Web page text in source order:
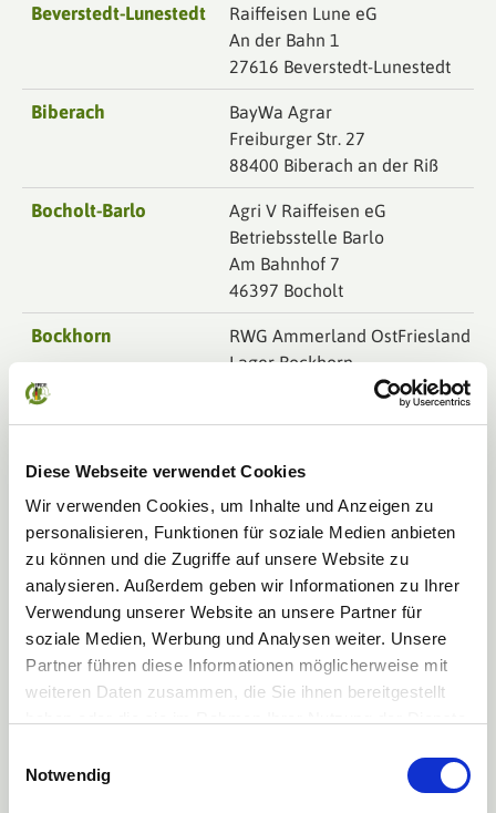
Diese Webseite verwendet Cookies
Wir verwenden Cookies, um Inhalte und Anzeigen zu
personalisieren, Funktionen für soziale Medien anbieten
zu können und die Zugriffe auf unsere Website zu
analysieren. Außerdem geben wir Informationen zu Ihrer
Verwendung unserer Website an unsere Partner für
soziale Medien, Werbung und Analysen weiter. Unsere
Partner führen diese Informationen möglicherweise mit
weiteren Daten zusammen, die Sie ihnen bereitgestellt
Mehr Informationen finden Sie in unserer
Notwendig
Beverstedt-Lunestedt
Raiffeisen Lune eG
An der Bahn 1
27616 Beverstedt-Lunestedt
Biberach
BayWa Agrar
Freiburger Str. 27
88400 Biberach an der Riß
Bocholt-Barlo
Agri V Raiffeisen eG
Betriebsstelle Barlo
Am Bahnhof 7
46397 Bocholt
Bockhorn
RWG Ammerland OstFriesland
Lager Bockhorn
Bodenkirchen
Hauptstraße 54
84155 Bodenkirchen
Bodenwerder
AGRAVIS Niedersachsen Süd
GmbH
Zu den Teichen 2
37619 Bodenwerder